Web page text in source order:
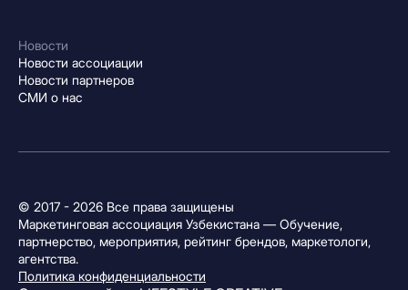
Новости
Новости ассоциации
Новости партнеров
СМИ о нас
© 2017 - 2026 Все права защищены
Маркетинговая ассоциация Узбекистана — Обучение,
партнерство, мероприятия, рейтинг брендов, маркетологи,
агентства.
Политика конфиденциальности